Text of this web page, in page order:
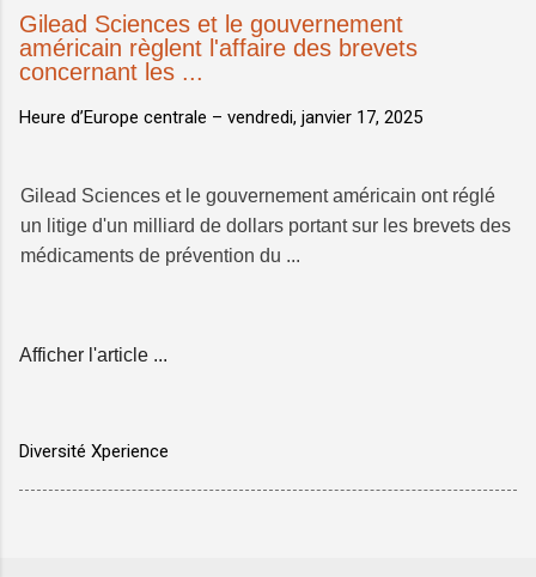
Gilead Sciences et le gouvernement
américain règlent l'affaire des brevets
concernant les ...
Heure d’Europe centrale – vendredi, janvier 17, 2025
Gilead Sciences et le gouvernement américain ont réglé
un litige d'un milliard de dollars portant sur les brevets des
médicaments de prévention du ...
Afficher l'article ...
Diversité Xperience